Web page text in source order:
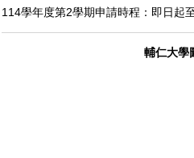
114學年度第2學期申請時程：即日起
輔仁大學